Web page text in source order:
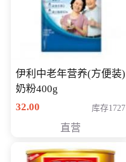
伊利中老年营养(方便装)
奶粉400g
32.00
库存1727
直营